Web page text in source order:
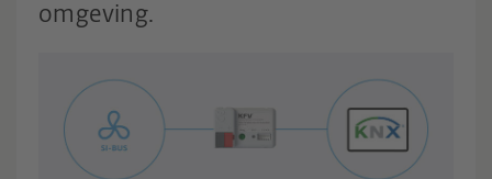
omgeving.